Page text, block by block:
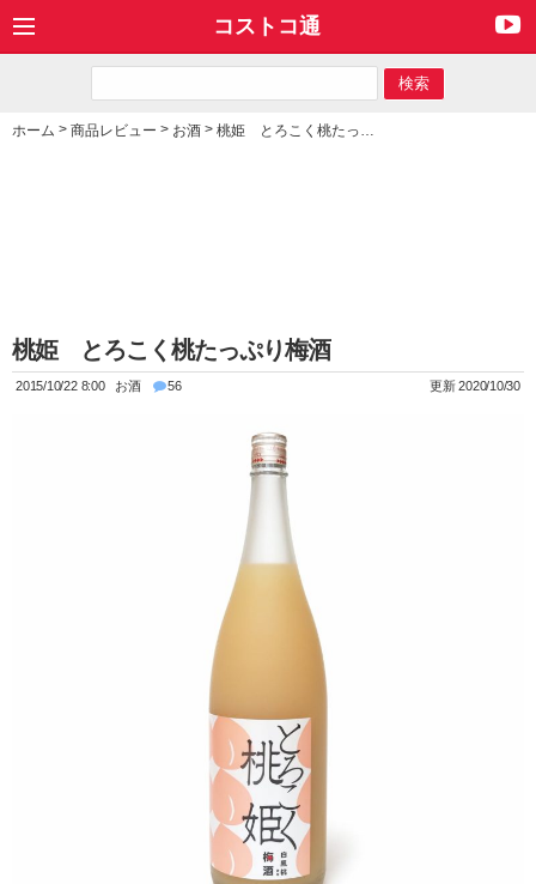
コストコ通
ホーム > 商品レビュー > お酒 > 桃姫 とろこく桃たっぷり梅酒
桃姫 とろこく桃たっぷり梅酒
2015/10/22 8:00 お酒 56 更新 2020/10/30